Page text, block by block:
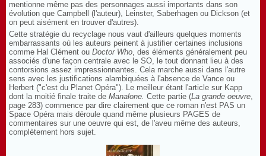
mentionne même pas des personnages aussi importants dans son
évolution que Campbell (l'auteur), Leinster, Saberhagen ou Dickson (et
on peut aisément en trouver d'autres).
Cette stratégie du recyclage nous vaut d'ailleurs quelques moments
embarrassants où les auteurs peinent à justifier certaines inclusions
comme Hal Clément ou Doctor Who , des éléments généralement peu
associés d'une façon centrale avec le SO, le tout donnant lieu à des
contorsions assez impressionnantes. Cela marche aussi dans l'autre
sens avec les justifications alambiquées à l'absence de Vance ou
Herbert ("c'est du Planet Opéra"). Le meilleur étant l'article sur Kapp
dont la moitié finale traite de Manalone. Cette partie (La grande oeuvre
page 283) commence par dire clairement que ce roman n'est PAS un
Space Opéra mais déroule quand même plusieurs PAGES de
commentaires sur une oeuvre qui est, de l'aveu même des auteurs,
complètement hors sujet.